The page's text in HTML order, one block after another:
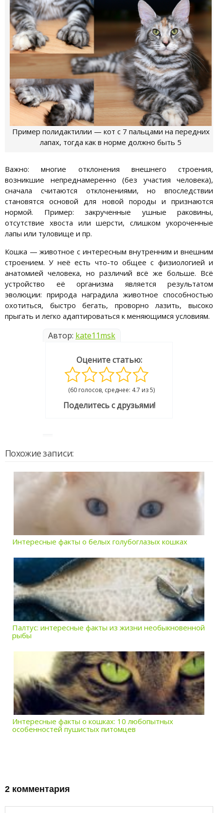
Пример полидактилии — кот с 7 пальцами на передних
лапах, тогда как в норме должно быть 5
Важно: многие отклонения внешнего строения,
возникшие непреднамеренно (без участия человека),
сначала считаются отклонениями, но впоследствии
становятся основой для новой породы и признаются
нормой. Пример: закрученные ушные раковины,
отсутствие хвоста или шерсти, слишком укороченные
лапы или туловище и пр.
Кошка — животное с интересным внутренним и внешним
строением. У неё есть что-то общее с физиологией и
анатомией человека, но различий всё же больше. Всё
устройство её организма является результатом
эволюции: природа наградила животное способностью
охотиться, быстро бегать, проворно лазить, высоко
прыгать и легко адаптироваться к меняющимся условиям.
Автор: kate11msk
Оцените статью:
(60 голосов, среднее: 4.7 из 5)
Поделитесь с друзьями!
Похожие записи:
Интересные факты о белых голубоглазых кошках
Палтус: интересные факты из жизни необыкновенной
рыбы
Интересные факты о кошках: 10 любопытных
особенностей пушистых питомцев
2 комментария